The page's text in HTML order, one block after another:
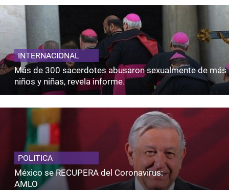
INTERNACIONAL
Más de 300 sacerdotes abusaron sexualmente de más
niños y niñas, revela informe.
POLITICA
México se RECUPERA del Coronavirus:
AMLO